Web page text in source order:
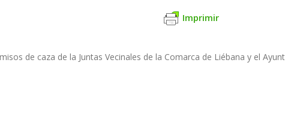
Imprimir
de caza de la Juntas Vecinales de la Comarca de Liébana y el